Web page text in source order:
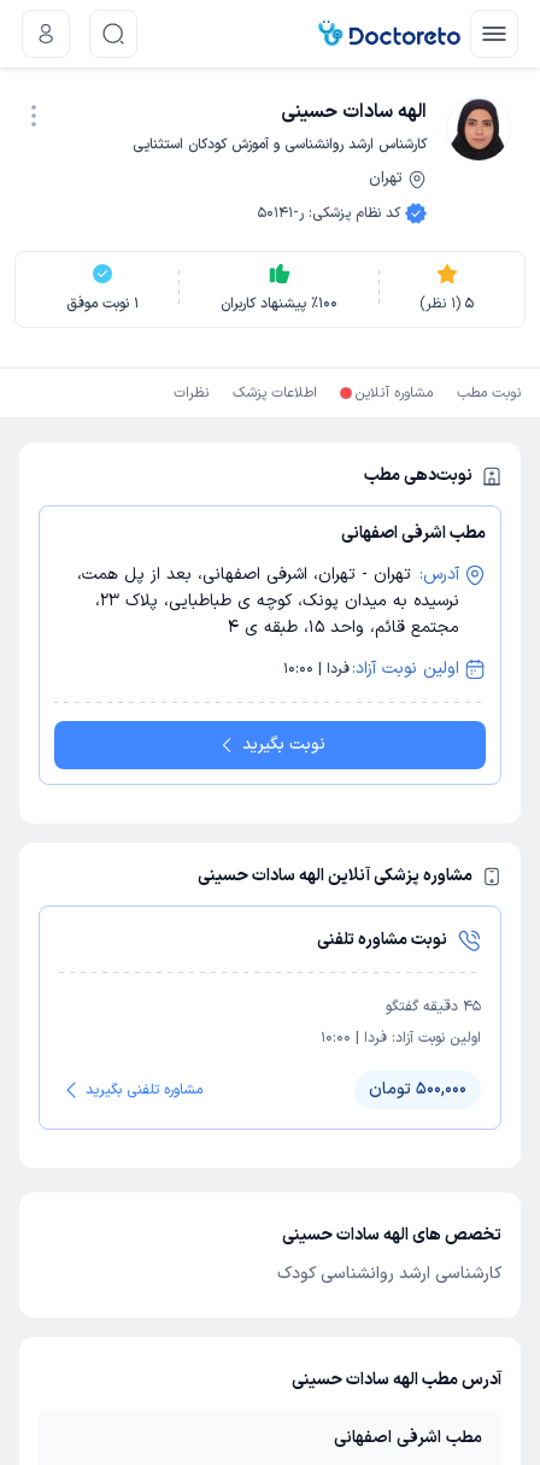
الهه سادات حسینی
کارشناس ارشد روانشناسی و آموزش کودکان استثنایی
تهران
کد نظام پزشکی: ر-50141
5
(
1 نظر) ٪100 پیشنهاد کاربران 1 نوبت موفق
نوبت مطب مشاوره آنلاین اطلاعات پزشک نظرات
نوبت‌دهی مطب
مطب اشرفی اصفهانی
آدرس: تهران - تهران، اشرفی اصفهانی، بعد از پل همت،
نرسیده به میدان پونک، کوچه ی طباطبایی، پلاک 23،
مجتمع قائم، واحد 15، طبقه ی 4
اولین نوبت آزاد:فردا | 10:00
نوبت بگیرید
مشاوره پزشکی آنلاین الهه سادات حسینی
نوبت مشاوره تلفنی
45 دقیقه گفتگو
اولین نوبت آزاد: فردا |
10:00
500,000 تومان مشاوره تلفنی بگیرید
تخصص های الهه سادات حسینی
کارشناسی ارشد روانشناسی کودک
آدرس مطب الهه سادات حسینی
مطب اشرفی اصفهانی